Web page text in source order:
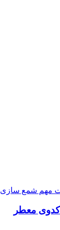
مهم شمع سازی
معطر